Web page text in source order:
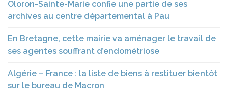
Oloron-Sainte-Marie confie une partie de ses
archives au centre départemental à Pau
En Bretagne, cette mairie va aménager le travail de
ses agentes souffrant d’endométriose
Algérie – France : la liste de biens à restituer bientôt
sur le bureau de Macron